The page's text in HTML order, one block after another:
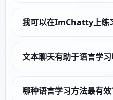
我可以在ImChatty上练
文本聊天有助于语言学习
哪种语言学习方法最有效